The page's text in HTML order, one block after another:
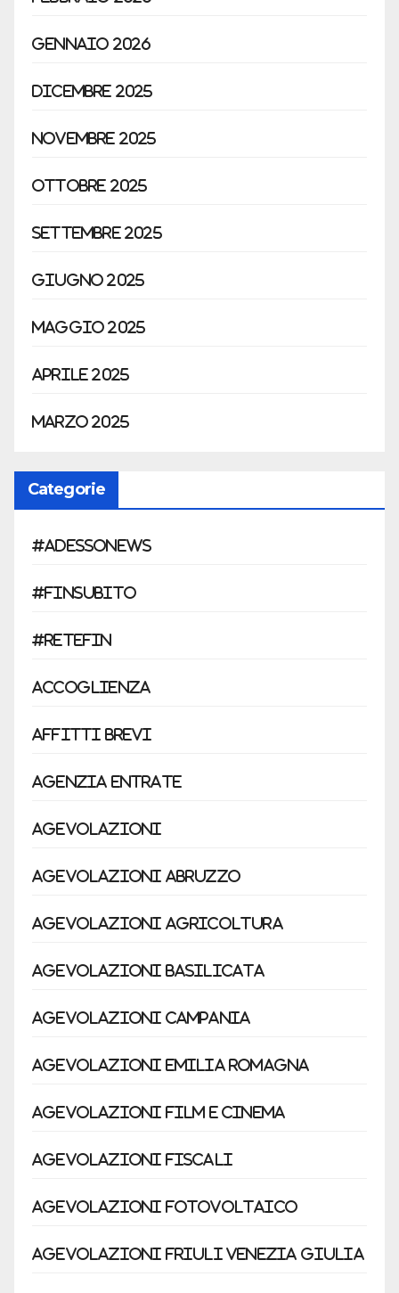
Gennaio 2026
Dicembre 2025
Novembre 2025
Ottobre 2025
Settembre 2025
Giugno 2025
Maggio 2025
Aprile 2025
Marzo 2025
Categorie
#Adessonews
#Finsubito
#retefin
accoglienza
affitti brevi
Agenzia entrate
Agevolazioni
Agevolazioni Abruzzo
Agevolazioni agricoltura
Agevolazioni Basilicata
Agevolazioni Campania
Agevolazioni Emilia Romagna
Agevolazioni Film e cinema
Agevolazioni fiscali
Agevolazioni fotovoltaico
Agevolazioni Friuli Venezia Giulia